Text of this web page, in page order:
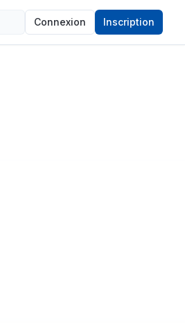
Connexion Inscription